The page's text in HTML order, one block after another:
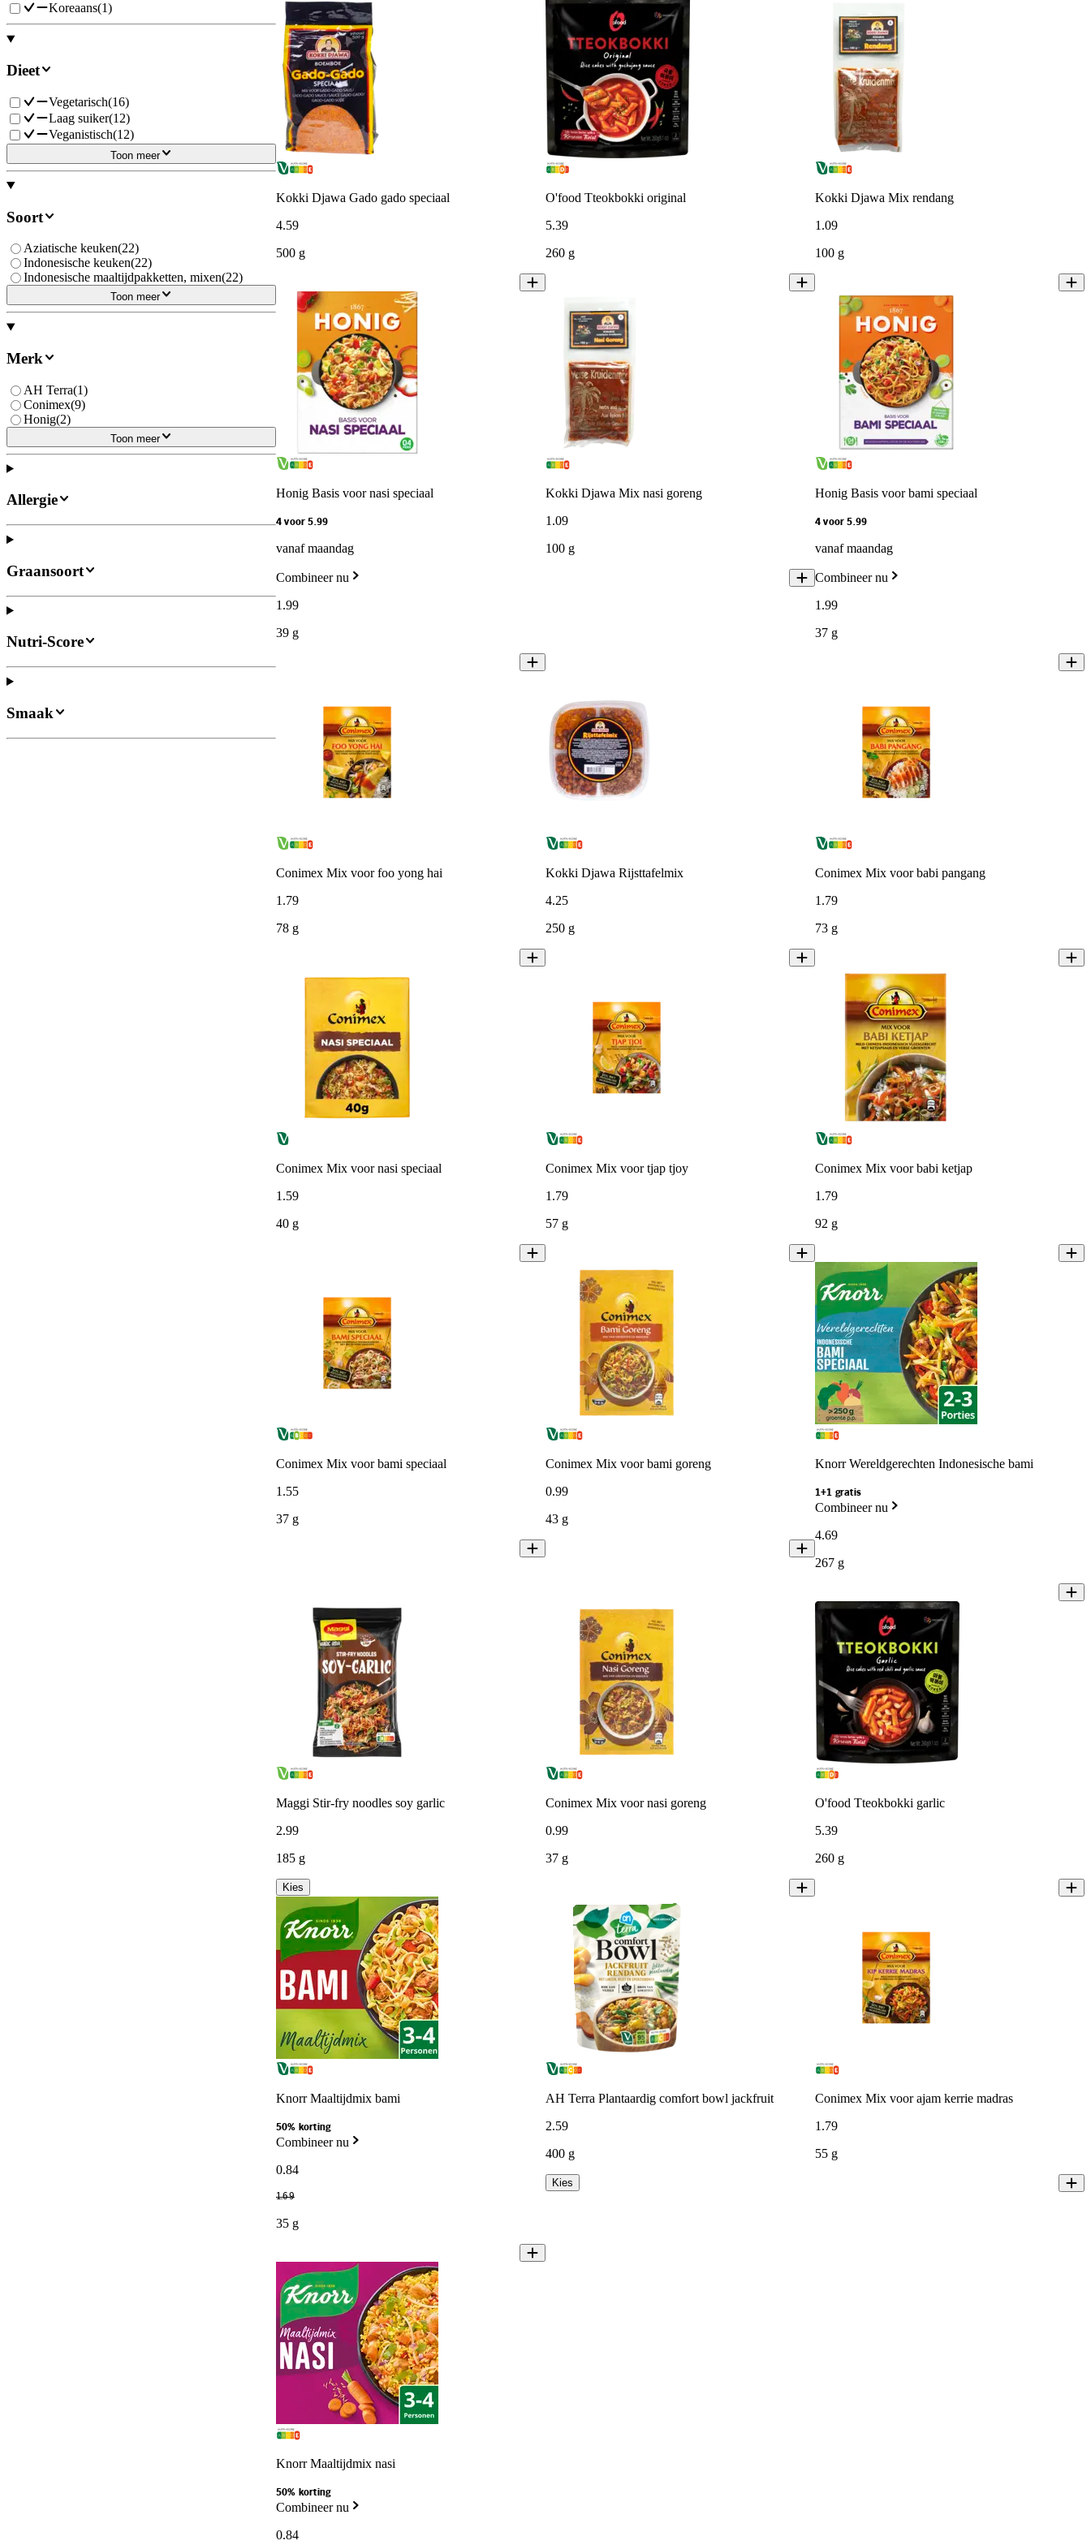
Koreaans(1)
Dieet
Vegetarisch(16)
Laag suiker(12)
Veganistisch(12)
Toon meer
Soort
Aziatische keuken(22)
Indonesische keuken(22)
Indonesische maaltijdpakketten, mixen(22)
Toon meer
Merk
AH Terra(1)
Conimex(9)
Honig(2)
Toon meer
Allergie
Graansoort
Nutri-Score
Smaak
Kokki Djawa Gado gado speciaal
4.59
500 g
O'food Tteokbokki original
5.39
260 g
Kokki Djawa Mix rendang
1.09
100 g
Honig Basis voor nasi speciaal
4 voor 5.99
vanaf maandag
Combineer nu
1.99
39 g
Kokki Djawa Mix nasi goreng
1.09
100 g
Honig Basis voor bami speciaal
4 voor 5.99
vanaf maandag
Combineer nu
1.99
37 g
Conimex Mix voor foo yong hai
1.79
78 g
Kokki Djawa Rijsttafelmix
4.25
250 g
Conimex Mix voor babi pangang
1.79
73 g
Conimex Mix voor nasi speciaal
1.59
40 g
Conimex Mix voor tjap tjoy
1.79
57 g
Conimex Mix voor babi ketjap
1.79
92 g
Conimex Mix voor bami speciaal
1.55
37 g
Conimex Mix voor bami goreng
0.99
43 g
Knorr Wereldgerechten Indonesische bami
1+1 gratis
Combineer nu
4.69
267 g
Maggi Stir-fry noodles soy garlic
2.99
185 g
Kies
Conimex Mix voor nasi goreng
0.99
37 g
O'food Tteokbokki garlic
5.39
260 g
Knorr Maaltijdmix bami
50% korting
Combineer nu
0.84
1.69
35 g
AH Terra Plantaardig comfort bowl jackfruit
2.59
400 g
Kies
Conimex Mix voor ajam kerrie madras
1.79
55 g
Knorr Maaltijdmix nasi
50% korting
Combineer nu
0.84